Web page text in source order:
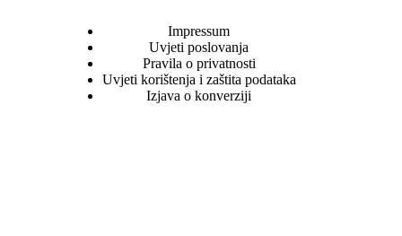
Impressum
Uvjeti poslovanja
Pravila o privatnosti
Uvjeti korištenja i zaštita podataka
Izjava o konverziji